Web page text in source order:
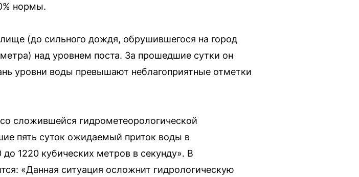
нормы.
(до сильного дождя, обрушившегося на город
над уровнем поста. За прошедшие сутки он
уровни воды превышают неблагоприятные отметки
сложившейся гидрометеорологической
пять суток ожидаемый приток воды в
1220 кубических метров в секунду». В
«Данная ситуация осложнит гидрологическую